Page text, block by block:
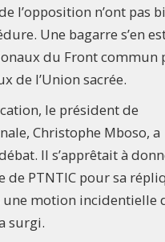
l’opposition n’ont pas
Une bagarre s’en
du Front commun
de l’Union sacrée.
le président de
Christophe Mboso, a
Il s’apprêtait à
de PTNTIC pour sa
une motion incidentielle
surgi.